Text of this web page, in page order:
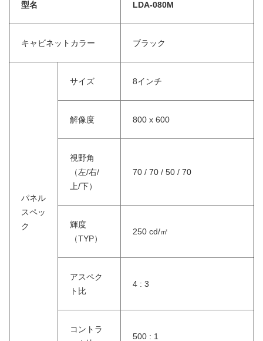
型名 LDA-080M
キャビネットカラー ブラック
パネル
スペッ
ク
サイズ 8インチ
解像度 800 x 600
視野角
（左/右/
上/下）
70 / 70 / 50 / 70
輝度
（TYP）
250 cd/㎡
アスペク
ト比
4 : 3
コントラ
500 : 1